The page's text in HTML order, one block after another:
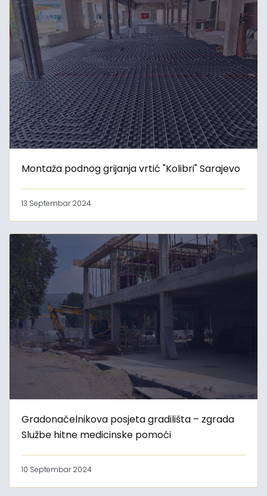
Montaža podnog grijanja vrtić "Kolibri" Sarajevo
13 Septembar 2024
Gradonačelnikova posjeta gradilišta – zgrada
Službe hitne medicinske pomoći
10 Septembar 2024